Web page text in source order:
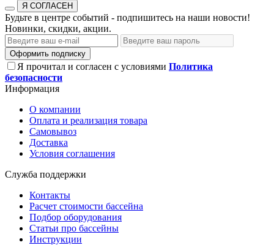
Я СОГЛАСЕН
Будьте в центре событий - подпишитесь на наши новости!
Новинки, скидки, акции.
Оформить подписку
Я прочитал и согласен с условиями Политика
безопасности
Информация
О компании
Оплата и реализация товара
Самовывоз
Доставка
Условия соглашения
Служба поддержки
Контакты
Расчет стоимости бассейна
Подбор оборудования
Статьи про бассейны
Инструкции